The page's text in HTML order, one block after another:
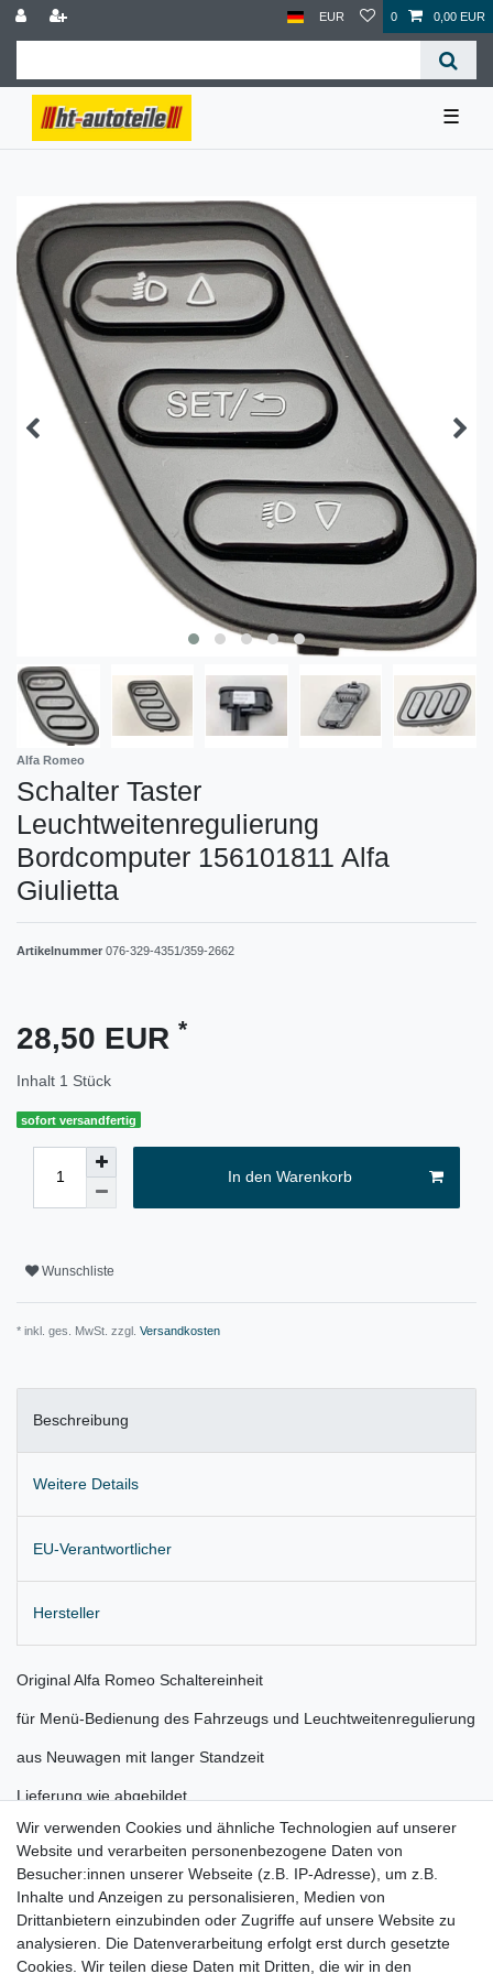
EUR 0 0,00 EUR
☰
Alfa Romeo
Schalter Taster
Leuchtweitenregulierung
Bordcomputer 156101811 Alfa
Giulietta
Artikelnummer 076-329-4351/359-2662
28,50 EUR *
Inhalt 1 Stück
sofort versandfertig
In den Warenkorb
Wunschliste
* inkl. ges. MwSt. zzgl. Versandkosten
Beschreibung
Weitere Details
EU-Verantwortlicher
Hersteller
Original Alfa Romeo Schaltereinheit
für Menü-Bedienung des Fahrzeugs und Leuchtweitenregulierung
aus Neuwagen mit langer Standzeit
Lieferung wie abgebildet
Gerne prüfen wir für Sie anhand Ihrer Fahrgestellnummer (VIN)
ob der Artikel bei Ihrem Fahrzeug passt
für:
Alfa Romeo 940 Bj. 2010 - 2013 (vor Facelift, nicht für
Xenon)
Wir verwenden Cookies und ähnliche Technologien auf unserer
Website und verarbeiten personenbezogene Daten von
Besucher:innen unserer Webseite (z.B. IP-Adresse), um z.B.
Inhalte und Anzeigen zu personalisieren, Medien von
Drittanbietern einzubinden oder Zugriffe auf unsere Website zu
analysieren. Die Datenverarbeitung erfolgt erst durch gesetzte
Cookies. Wir teilen diese Daten mit Dritten, die wir in den